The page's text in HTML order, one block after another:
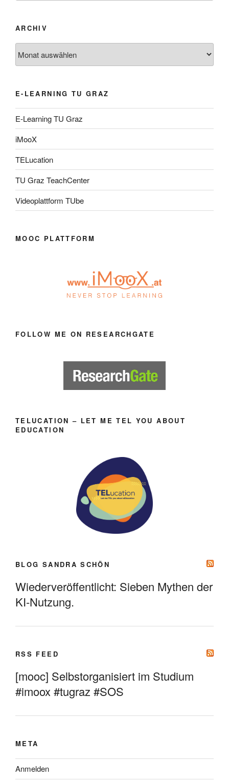
ARCHIV
E-LEARNING TU GRAZ
E-Learning TU Graz
iMooX
TELucation
TU Graz TeachCenter
Videoplattform TUbe
MOOC PLATTFORM
FOLLOW ME ON RESEARCHGATE
TELUCATION – LET ME TEL YOU ABOUT
EDUCATION
BLOG SANDRA SCHÖN
Wiederveröffentlicht: Sieben Mythen der
KI-Nutzung.
RSS FEED
[mooc] Selbstorganisiert im Studium
#imoox #tugraz #SOS
META
Anmelden